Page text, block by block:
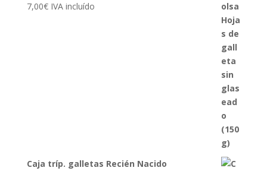
7,00€ IVA incluído
Caja tríp. galletas Recién Nacido